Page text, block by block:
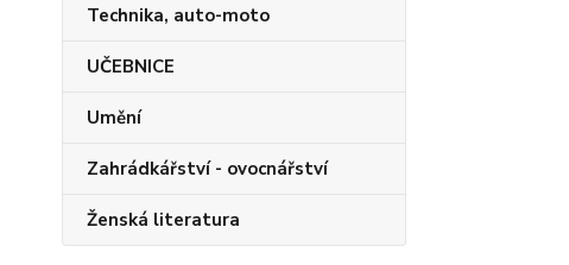
Technika, auto-moto
UČEBNICE
Umění
Zahrádkářství - ovocnářství
Ženská literatura